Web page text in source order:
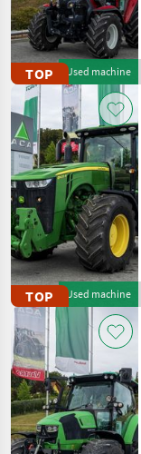
New Holland
358
Deutz Fahr
235
Valtra
178
Massey Ferguson
158
Show
all 35
MARKETPLACE
Marketplace
Dealer
offers
TOP Used machine
TOP Used machine